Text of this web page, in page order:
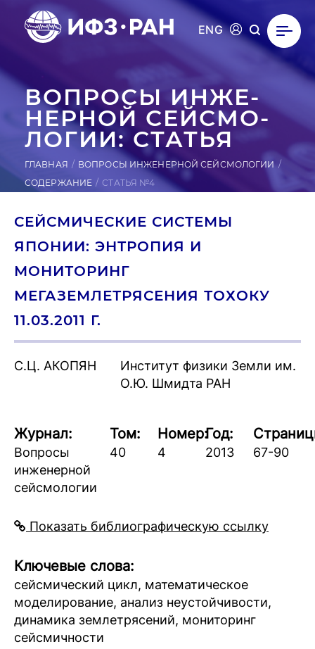
ENG
ВОПРОСЫ ИН­ЖЕ­
НЕР­НОЙ СЕЙ­СМО­
ЛОГИИ: СТАТЬЯ
ГЛАВНАЯ
ВОПРОСЫ ИНЖЕНЕРНОЙ СЕЙСМОЛОГИИ
СОДЕРЖАНИЕ
СТАТЬЯ №4
СЕЙСМИЧЕСКИЕ СИСТЕМЫ
ЯПОНИИ: ЭНТРОПИЯ И
МОНИТОРИНГ
МЕГАЗЕМЛЕТРЯСЕНИЯ ТОХОКУ
11.03.2011 Г.
С.Ц. АКОПЯН
Институт физики Земли им.
О.Ю. Шмидта РАН
Журнал:
Вопросы
инженерной
сейсмологии
Том:
40
Номер:
4
Год:
2013 67-90
Показать библиографическую ссылку
Ключевые слова:
сейсмический цикл, математическое
моделирование, анализ неустойчивости,
динамика землетрясений, мониторинг
сейсмичности